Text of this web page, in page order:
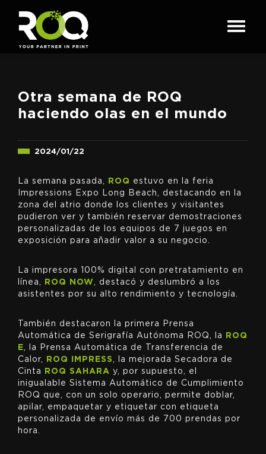
Otra semana de ROQ
haciendo olas en el mundo
2024/01/22
La semana pasada, ROQ estuvo en la feria
Impressions Expo Long Beach, destacando en la
zona del atrio donde los clientes y visitantes
pudieron ver y también reservar demostraciones
personalizadas de los equipos de 7 juegos en
exposición para añadir valor a su negocio.
La impresora 100% digital con pretratamiento en
línea,
ROQ NOW, destacó y deslumbró a los
asistentes por su alto rendimiento y tecnología.
También destacaron la primera Prensa
Automática de Serigrafía Autónoma ROQ, la
ROQ
E, la Prensa Automática de Transferencia de
Calor,
ROQ IMPRESS, la mejorada Secadora de
Cinta
ROQ SAHARA y, por supuesto, el
inigualable Sistema Automático de Cumplimiento
ROQ que, con un solo operario, permite doblar,
apilar, empaquetar y etiquetar con etiqueta
personalizada de envío más de 700 prendas por
hora.